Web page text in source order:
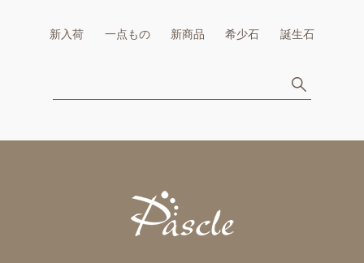
新入荷 一点もの 新商品 希少石 誕生石